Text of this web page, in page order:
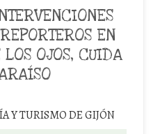
EN
OJOS, CUIDA
Y TURISMO DE GIJÓN